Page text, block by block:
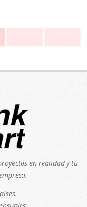
en realidad y tu